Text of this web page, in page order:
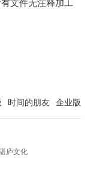
文件无注释加工
时间的朋友 企业版
庐文化